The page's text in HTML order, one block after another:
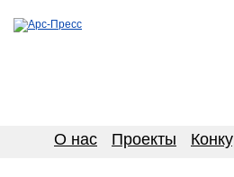
О нас Проекты